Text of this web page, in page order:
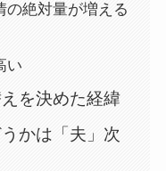
の絶対量が増える
い
を決めた経緯
かは「夫」次